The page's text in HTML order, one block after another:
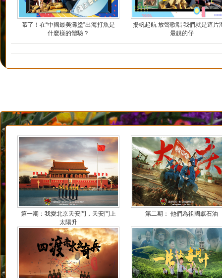
慕了！在“中國最美灘塗”出海打魚是
什麼樣的體驗？
揚帆起航 放聲歌唱 我們就是這片
最靚的仔
第一期：我愛北京天安門，天安門上
太陽升
第二期： 他們為祖國獻石油